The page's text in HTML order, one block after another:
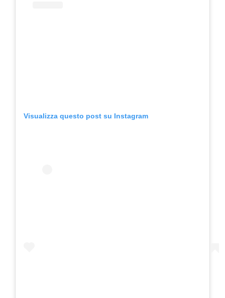
Visualizza questo post su Instagram